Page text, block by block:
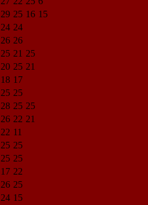
29 25 16 15
24 24
26 26
25 21 25
20 25 21
18 17
25 25
28 25 25
26 22 21
22 11
25 25
25 25
17 22
26 25
24 15